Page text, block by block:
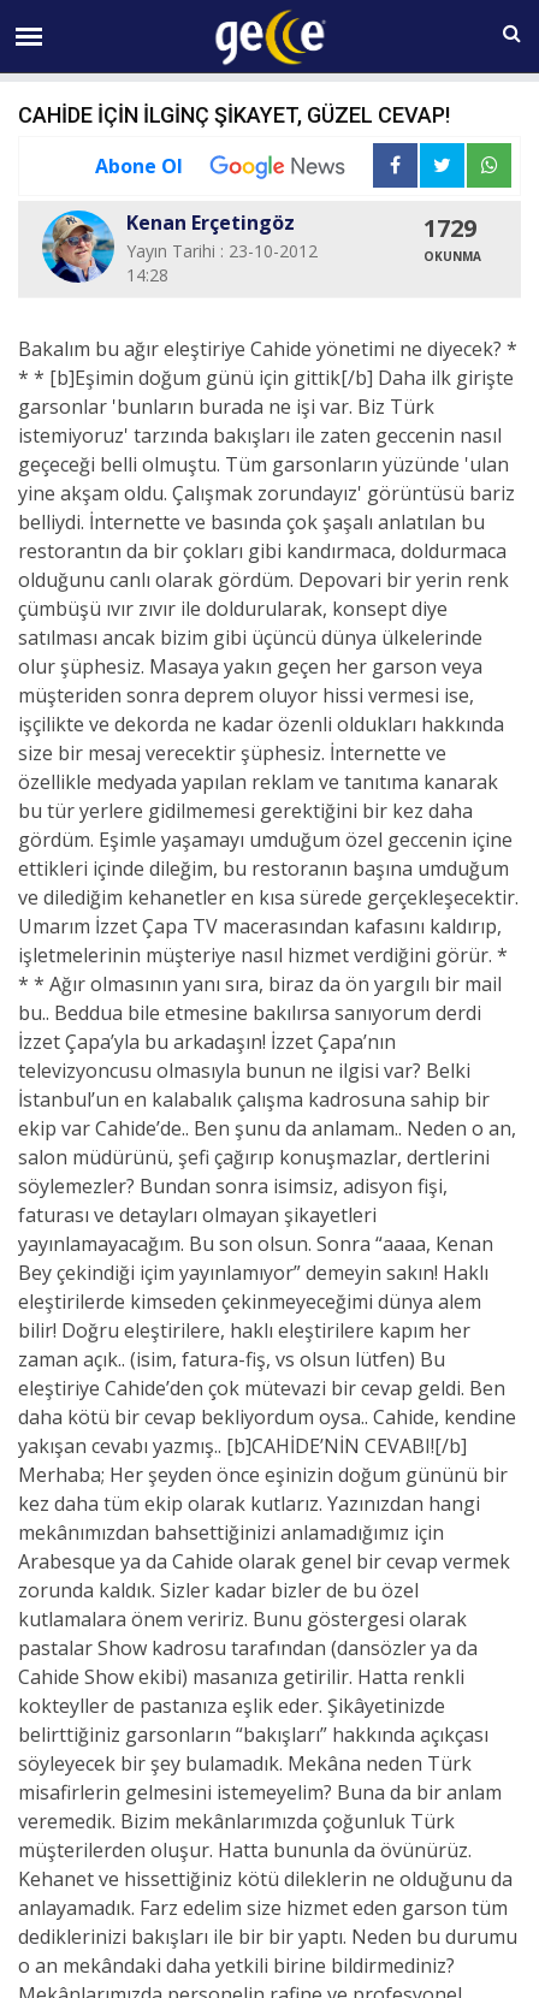
08 AĞUSTOS Cumartesi 18:40
CAHİDE İÇİN İLGİNÇ ŞİKAYET, GÜZEL CEVAP!
Abone Ol
Kenan Erçetingöz
Yayın Tarihi : 23-10-2012
14:28
1729
OKUNMA
Bakalım bu ağır eleştiriye Cahide yönetimi ne diyecek? *
* * [b]Eşimin doğum günü için gittik[/b] Daha ilk girişte
garsonlar 'bunların burada ne işi var. Biz Türk
istemiyoruz' tarzında bakışları ile zaten geccenin nasıl
geçeceği belli olmuştu. Tüm garsonların yüzünde 'ulan
yine akşam oldu. Çalışmak zorundayız' görüntüsü bariz
belliydi. İnternette ve basında çok şaşalı anlatılan bu
restorantın da bir çokları gibi kandırmaca, doldurmaca
olduğunu canlı olarak gördüm. Depovari bir yerin renk
çümbüşü ıvır zıvır ile doldurularak, konsept diye
satılması ancak bizim gibi üçüncü dünya ülkelerinde
olur şüphesiz. Masaya yakın geçen her garson veya
müşteriden sonra deprem oluyor hissi vermesi ise,
işçilikte ve dekorda ne kadar özenli oldukları hakkında
size bir mesaj verecektir şüphesiz. İnternette ve
özellikle medyada yapılan reklam ve tanıtıma kanarak
bu tür yerlere gidilmemesi gerektiğini bir kez daha
gördüm. Eşimle yaşamayı umduğum özel geccenin içine
ettikleri içinde dileğim, bu restoranın başına umduğum
ve dilediğim kehanetler en kısa sürede gerçekleşecektir.
Umarım İzzet Çapa TV macerasından kafasını kaldırıp,
işletmelerinin müşteriye nasıl hizmet verdiğini görür. *
* * Ağır olmasının yanı sıra, biraz da ön yargılı bir mail
bu.. Beddua bile etmesine bakılırsa sanıyorum derdi
İzzet Çapa’yla bu arkadaşın! İzzet Çapa’nın
televizyoncusu olmasıyla bunun ne ilgisi var? Belki
İstanbul’un en kalabalık çalışma kadrosuna sahip bir
ekip var Cahide’de.. Ben şunu da anlamam.. Neden o an,
salon müdürünü, şefi çağırıp konuşmazlar, dertlerini
söylemezler? Bundan sonra isimsiz, adisyon fişi,
faturası ve detayları olmayan şikayetleri
yayınlamayacağım. Bu son olsun. Sonra “aaaa, Kenan
Bey çekindiği içim yayınlamıyor” demeyin sakın! Haklı
eleştirilerde kimseden çekinmeyeceğimi dünya alem
bilir! Doğru eleştirilere, haklı eleştirilere kapım her
zaman açık.. (isim, fatura-fiş, vs olsun lütfen) Bu
eleştiriye Cahide’den çok mütevazi bir cevap geldi. Ben
daha kötü bir cevap bekliyordum oysa.. Cahide, kendine
yakışan cevabı yazmış.. [b]CAHİDE’NİN CEVABI![/b]
Merhaba; Her şeyden önce eşinizin doğum gününü bir
kez daha tüm ekip olarak kutlarız. Yazınızdan hangi
mekânımızdan bahsettiğinizi anlamadığımız için
Arabesque ya da Cahide olarak genel bir cevap vermek
zorunda kaldık. Sizler kadar bizler de bu özel
kutlamalara önem veririz. Bunu göstergesi olarak
pastalar Show kadrosu tarafından (dansözler ya da
Cahide Show ekibi) masanıza getirilir. Hatta renkli
kokteyller de pastanıza eşlik eder. Şikâyetinizde
belirttiğiniz garsonların “bakışları” hakkında açıkçası
söyleyecek bir şey bulamadık. Mekâna neden Türk
misafirlerin gelmesini istemeyelim? Buna da bir anlam
veremedik. Bizim mekânlarımızda çoğunluk Türk
müşterilerden oluşur. Hatta bununla da övünürüz.
Kehanet ve hissettiğiniz kötü dileklerin ne olduğunu da
anlayamadık. Farz edelim size hizmet eden garson tüm
dediklerinizi bakışları ile bir bir yaptı. Neden bu durumu
o an mekândaki daha yetkili birine bildirmediniz?